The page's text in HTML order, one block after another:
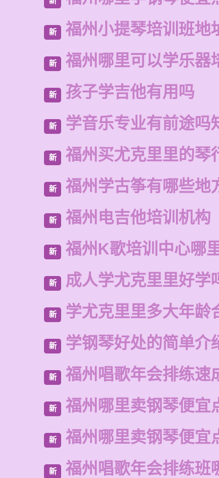
新 福州小提琴培训班地
新 福州哪里可以学乐器
新 孩子学吉他有用吗
新 学音乐专业有前途吗
新 福州买尤克里里的琴
新 福州学古筝有哪些地
新 福州电吉他培训机构
新 福州K歌培训中心哪
新 成人学尤克里里好学
新 学尤克里里多大年龄
新 学钢琴好处的简单介
新 福州唱歌年会排练速
新 福州哪里卖钢琴便宜
新 福州哪里卖钢琴便宜
新 福州唱歌年会排练班